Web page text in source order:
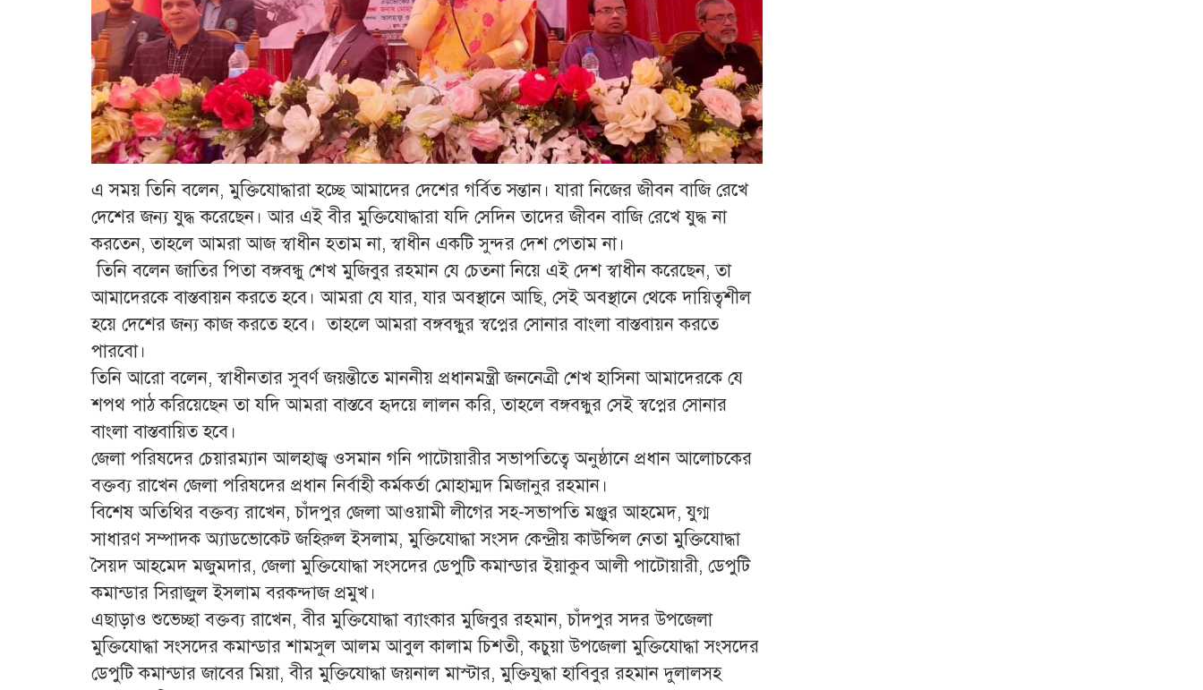
এ সময় তিনি বলেন, মুক্তিযোদ্ধারা হচ্ছে আমাদের দেশের গর্বিত সন্তান। যারা নিজের জীবন বাজি রেখে
দেশের জন্য যুদ্ধ করেছেন। আর এই বীর মুক্তিযোদ্ধারা যদি সেদিন তাদের জীবন বাজি রেখে যুদ্ধ না
করতেন, তাহলে আমরা আজ স্বাধীন হতাম না, স্বাধীন একটি সুন্দর দেশ পেতাম না।
তিনি বলেন জাতির পিতা বঙ্গবন্ধু শেখ মুজিবুর রহমান যে চেতনা নিয়ে এই দেশ স্বাধীন করেছেন, তা
আমাদেরকে বাস্তবায়ন করতে হবে। আমরা যে যার, যার অবস্থানে আছি, সেই অবস্থানে থেকে দায়িত্বশীল
হয়ে দেশের জন্য কাজ করতে হবে। তাহলে আমরা বঙ্গবন্ধুর স্বপ্নের সোনার বাংলা বাস্তবায়ন করতে
পারবো।
তিনি আরো বলেন, স্বাধীনতার সুবর্ণ জয়ন্তীতে মাননীয় প্রধানমন্ত্রী জননেত্রী শেখ হাসিনা আমাদেরকে যে
শপথ পাঠ করিয়েছেন তা যদি আমরা বাস্তবে হৃদয়ে লালন করি, তাহলে বঙ্গবন্ধুর সেই স্বপ্নের সোনার
বাংলা বাস্তবায়িত হবে।
জেলা পরিষদের চেয়ারম্যান আলহাজ্ব ওসমান গনি পাটোয়ারীর সভাপতিত্বে অনুষ্ঠানে প্রধান আলোচকের
বক্তব্য রাখেন জেলা পরিষদের প্রধান নির্বাহী কর্মকর্তা মোহাম্মদ মিজানুর রহমান।
বিশেষ অতিথির বক্তব্য রাখেন, চাঁদপুর জেলা আওয়ামী লীগের সহ-সভাপতি মঞ্জুর আহমেদ, যুগ্ম
সাধারণ সম্পাদক অ্যাডভোকেট জহিরুল ইসলাম, মুক্তিযোদ্ধা সংসদ কেন্দ্রীয় কাউন্সিল নেতা মুক্তিযোদ্ধা
সৈয়দ আহমেদ মজুমদার, জেলা মুক্তিযোদ্ধা সংসদের ডেপুটি কমান্ডার ইয়াকুব আলী পাটোয়ারী, ডেপুটি
কমান্ডার সিরাজুল ইসলাম বরকন্দাজ প্রমুখ।
এছাড়াও শুভেচ্ছা বক্তব্য রাখেন, বীর মুক্তিযোদ্ধা ব্যাংকার মুজিবুর রহমান, চাঁদপুর সদর উপজেলা
মুক্তিযোদ্ধা সংসদের কমান্ডার শামসুল আলম আবুল কালাম চিশতী, কচুয়া উপজেলা মুক্তিযোদ্ধা সংসদের
ডেপুটি কমান্ডার জাবের মিয়া, বীর মুক্তিযোদ্ধা জয়নাল মাস্টার, মুক্তিযুদ্ধা হাবিবুর রহমান দুলালসহ